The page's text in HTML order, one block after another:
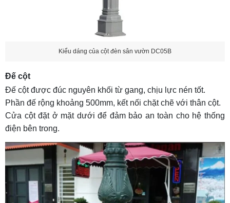
Kiểu dáng của cột đèn sân vườn DC05B
Đế cột
Đế cột được đúc nguyên khối từ gang, chịu lực nén tốt.
Phần đế rộng khoảng 500mm, kết nối chặt chẽ với thân cột.
Cửa cột đặt ở mặt dưới để đảm bảo an toàn cho hệ thống
điện bên trong.